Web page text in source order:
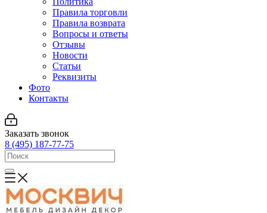
Правила торговли
Правила возврата
Вопросы и ответы
Отзывы
Новости
Статьи
Реквизиты
Фото
Контакты
Заказать звонок
8 (495) 187-77-75